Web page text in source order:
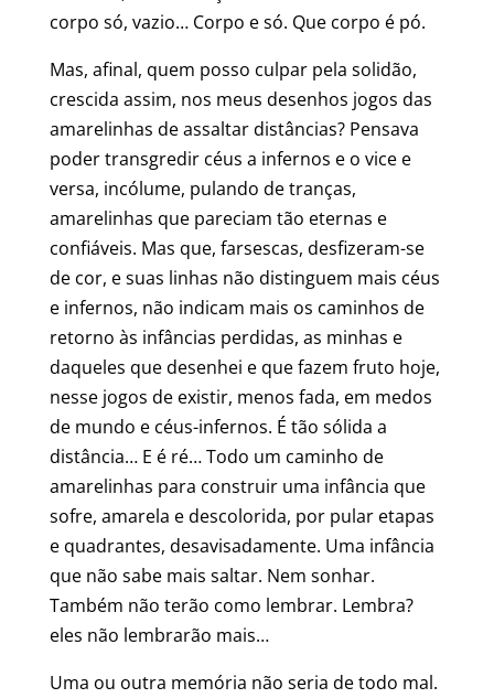
corpo só, vazio… Corpo e só. Que corpo é pó.
Mas, afinal, quem posso culpar pela solidão,
crescida assim, nos meus desenhos jogos das
amarelinhas de assaltar distâncias? Pensava
poder transgredir céus a infernos e o vice e
versa, incólume, pulando de tranças,
amarelinhas que pareciam tão eternas e
confiáveis. Mas que, farsescas, desfizeram-se
de cor, e suas linhas não distinguem mais céus
e infernos, não indicam mais os caminhos de
retorno às infâncias perdidas, as minhas e
daqueles que desenhei e que fazem fruto hoje,
nesse jogos de existir, menos fada, em medos
de mundo e céus-infernos. É tão sólida a
distância… E é ré… Todo um caminho de
amarelinhas para construir uma infância que
sofre, amarela e descolorida, por pular etapas
e quadrantes, desavisadamente. Uma infância
que não sabe mais saltar. Nem sonhar.
Também não terão como lembrar. Lembra?
eles não lembrarão mais…
Uma ou outra memória não seria de todo mal.